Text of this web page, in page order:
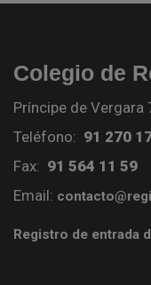
Colegio de
Príncipe de
Teléfono: 91 270
Fax: 91 564 11 59
Email:
Registro de entrada